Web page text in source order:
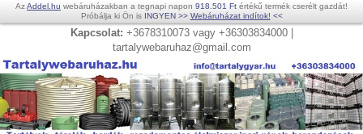
AzAddel.hu webáruházakban a tegnapi napon 918.501 Ft értékű termék cserélt gazdát!
Próbálja ki Ön is INGYEN >> Webáruházat indítok! <<
Kapcsolat: +3678310073 vagy +36303834000 |
tartalywebaruhaz@gmail.com